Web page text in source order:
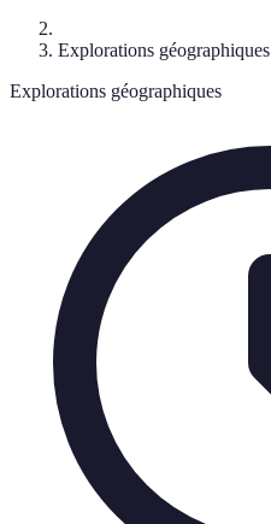
Explorations géographiques
Explorations géographiques